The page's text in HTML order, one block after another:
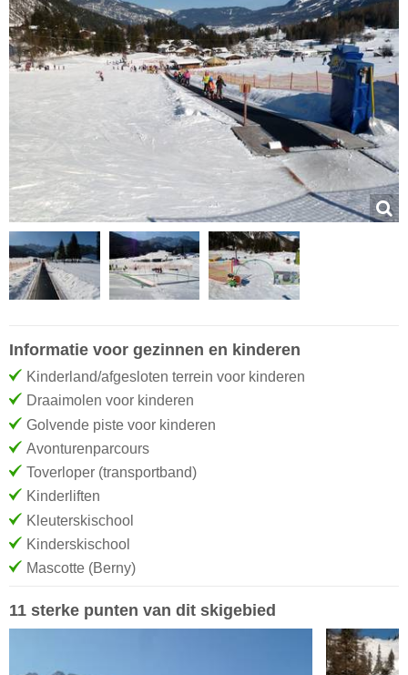
Informatie voor gezinnen en kinderen
Kinderland/afgesloten terrein voor kinderen
Draaimolen voor kinderen
Golvende piste voor kinderen
Avonturenparcours
Toverloper (transportband)
Kinderliften
Kleuterskischool
Kinderskischool
Mascotte (Berny)
11 sterke punten van dit skigebied